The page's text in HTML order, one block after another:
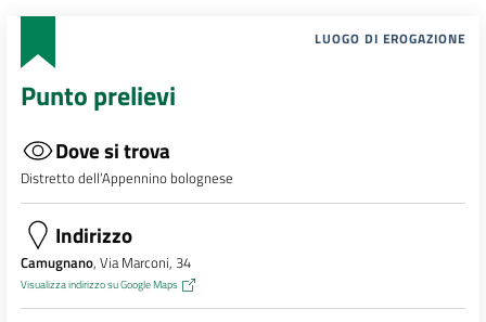
LUOGO DI EROGAZIONE
Punto prelievi
Dove si trova
Distretto dell’Appennino bolognese
Indirizzo
Camugnano, Via Marconi, 34
Visualizza indirizzo su Google Maps